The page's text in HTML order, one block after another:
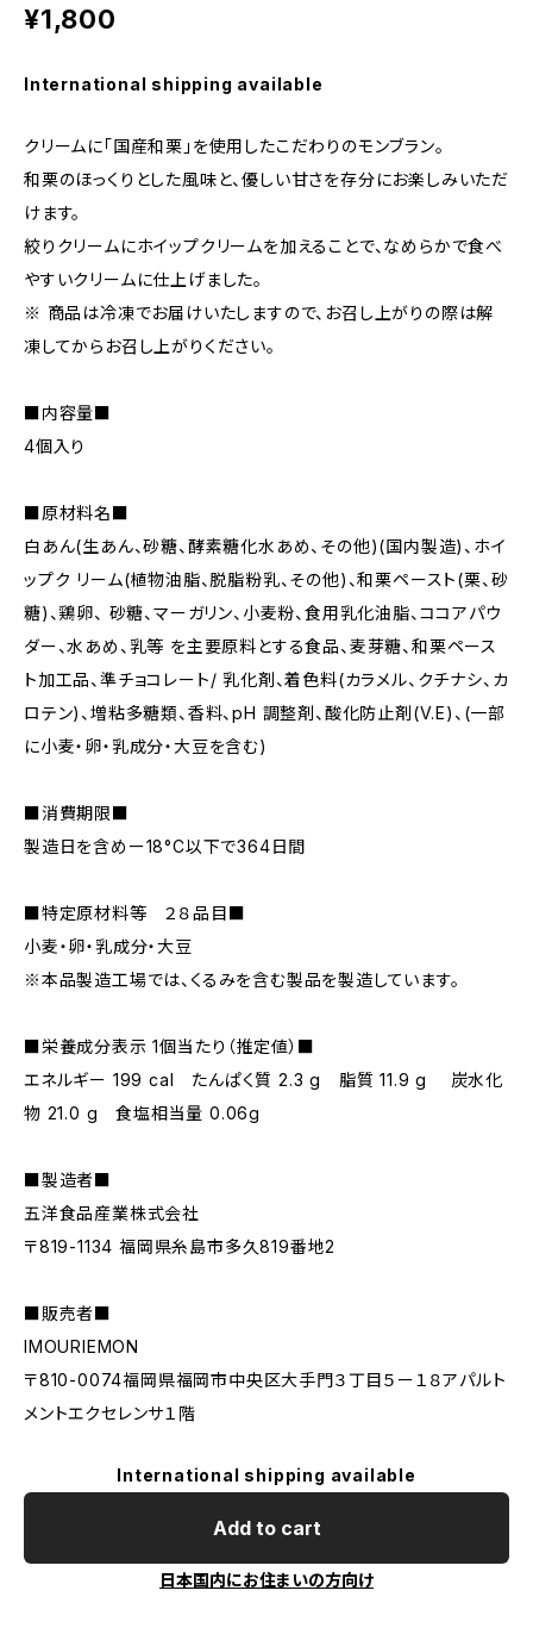
¥1,800
International shipping available
クリームに「国産和栗」を使用したこだわりのモンブラン。
和栗のほっくりとした風味と、優しい甘さを存分にお楽しみいただ
けます。
絞りクリームにホイップクリームを加えることで、なめらかで食べ
やすいクリームに仕上げました。
※ 商品は冷凍でお届けいたしますので、お召し上がりの際は解
凍してからお召し上がりください。
■内容量■
4個入り
■原材料名■
白あん(生あん、砂糖、酵素糖化水あめ、その他)(国内製造)、ホイ
ップク リーム(植物油脂、脱脂粉乳、その他)、和栗ペースト(栗、砂
糖)、鶏卵、 砂糖、マーガリン、小麦粉、食用乳化油脂、ココアパウ
ダー、水あめ、乳等 を主要原料とする食品、麦芽糖、和栗ペース
ト加工品、準チョコレート/ 乳化剤、着色料(カラメル、クチナシ、カ
ロテン)、増粘多糖類、香料、pH 調整剤、酸化防止剤(V.E)、(一部
に小麦・卵・乳成分・大豆を含む)
■消費期限■
製造日を含めー18°C以下で364日間
■特定原材料等 ２８品目■
小麦・卵・乳成分・大豆
※本品製造工場では、くるみを含む製品を製造しています。
■栄養成分表示 1個当たり（推定値）■
エネルギー 199 cal たんぱく質 2.3 g 脂質 11.9 g 炭水化
物 21.0 g 食塩相当量 0.06g
■製造者■
五洋食品産業株式会社
〒819-1134 福岡県糸島市多久819番地2
■販売者■
IMOURIEMON
〒810-0074福岡県福岡市中央区大手門３丁目５ー１８アパルト
メントエクセレンサ１階
International shipping available
Add to cart
日本国内にお住まいの方向け